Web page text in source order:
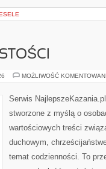
MOŻLIWOŚĆ
Serwis
stworzone z myślą o
wartościowych treści
duchowym,
temat codzienności. To